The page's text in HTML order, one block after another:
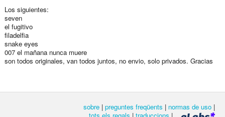
Los siguientes:
seven
el fugitivo
filadelfia
snake eyes
007 el mañana nunca muere
son todos originales, van todos juntos, no envio, solo privados. Gracias
sobre | preguntes freqüents | normas de uso |